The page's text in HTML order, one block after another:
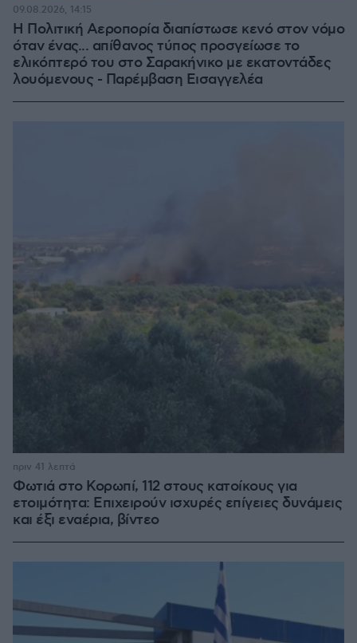
Η Πολιτική Αεροπορία διαπίστωσε κενό στον νόμο
όταν ένας... απίθανος τύπος προσγείωσε το
ελικόπτερό του στο Σαρακήνικο με εκατοντάδες
λουόμενους - Παρέμβαση Εισαγγελέα
09.08.2026, 14:15
Φωτιά στο Κορωπί, 112 στους κατοίκους για
ετοιμότητα: Επιχειρούν ισχυρές επίγειες δυνάμεις
και έξι εναέρια, βίντεο
πριν 41 λεπτά